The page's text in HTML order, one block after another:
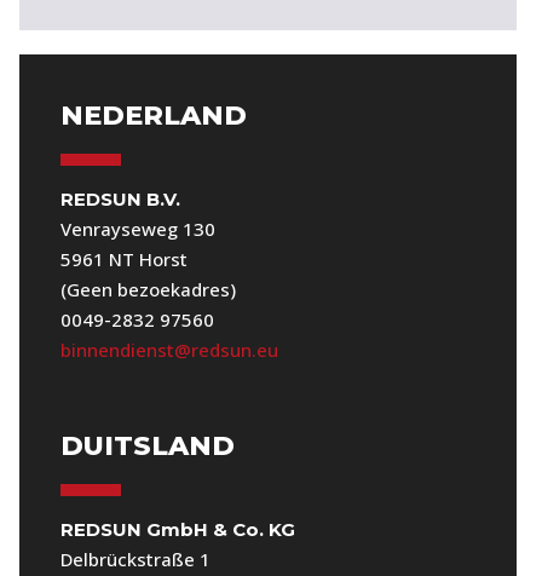
NEDERLAND
REDSUN B.V.
Venrayseweg 130
5961 NT Horst
(Geen bezoekadres)
0049-2832 97560
binnendienst@redsun.eu
DUITSLAND
REDSUN GmbH & Co. KG
Delbrückstraße 1